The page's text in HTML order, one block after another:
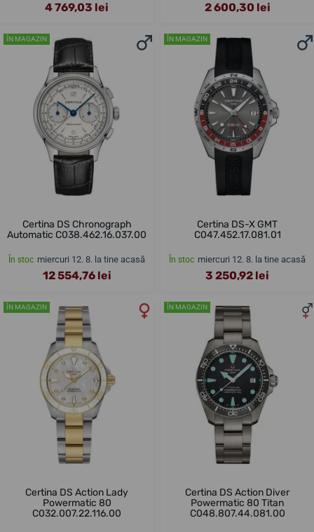
4 769,03 lei 2 600,30 lei
ÎN MAGAZIN
Certina DS Chronograph
Automatic C038.462.16.037.00
În stoc miercuri 12. 8. la tine acasă
12 554,76 lei
ÎN MAGAZIN
Certina DS-X GMT
C047.452.17.081.01
În stoc miercuri 12. 8. la tine acasă
3 250,92 lei
ÎN MAGAZIN
Certina DS Action Lady
Powermatic 80
C032.007.22.116.00
ÎN MAGAZIN
Certina DS Action Diver
Powermatic 80 Titan
C048.807.44.081.00